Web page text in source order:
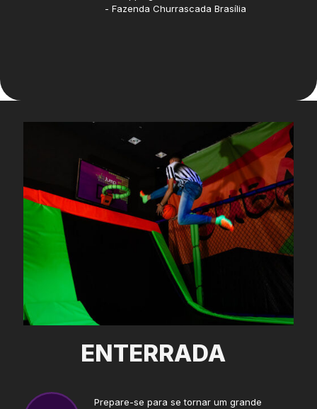
- Fazenda Churrascada Brasília
ENTERRADA
Prepare-se para se tornar um grande